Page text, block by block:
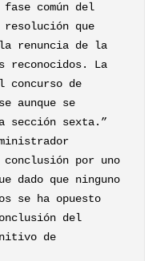
común del
que
renuncia de la
reconocidos. La
de
aunque se
sección sexta.”
por uno
dado que ninguno
se ha opuesto
del
de